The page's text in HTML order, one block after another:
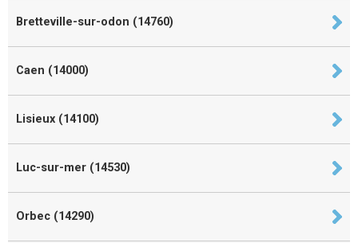
Bretteville-sur-odon (14760)
Caen (14000)
Lisieux (14100)
Luc-sur-mer (14530)
Orbec (14290)